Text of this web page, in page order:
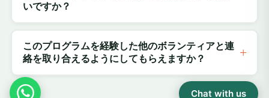
いですか？
このプログラムを経験した他のボランティアと連
絡を取り合えるようにしてもらえますか？
Chat with us